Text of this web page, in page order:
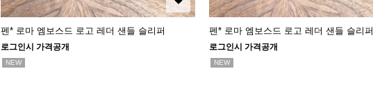
펜* 로마 엠보스드 로고 레더 샌들 슬리퍼
로그인시 가격공개
NEW
펜* 로마 엠보스드 로고 레더 샌들 슬리퍼
로그인시 가격공개
NEW